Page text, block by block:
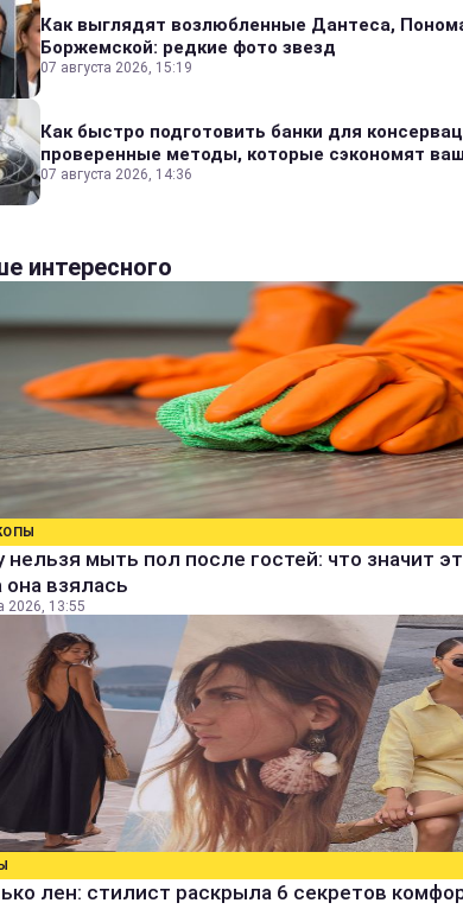
Как выглядят возлюбленные Дантеса,
Боржемской: редкие фото звезд
07 августа 2026, 15:19
Как быстро подготовить банки для
проверенные методы, которые сэкономят
07 августа 2026, 14:36
интересного
нельзя мыть пол после гостей: что значит
она взялась
2026, 13:55
лен: стилист раскрыла 6 секретов